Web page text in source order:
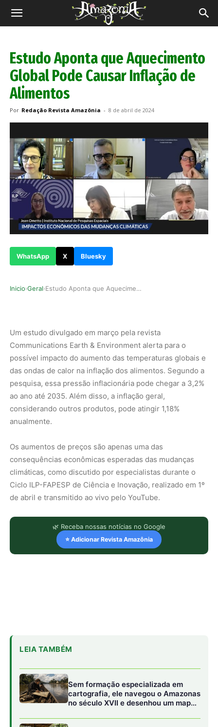
Revista
Estudo Aponta que Aquecimento
Global Pode Causar Inflação de
Alimentos
Por Redação Revista Amazônia - 8 de abril de 2024
WhatsApp X Bluesky
Inicio›Geral› Estudo Aponta que Aquecimento Global Pode Causa…
Um estudo divulgado em março pela revista
Communications Earth & Environment alerta para o
possível impacto do aumento das temperaturas globais e
das ondas de calor na inflação dos alimentos. Segundo a
pesquisa, essa pressão inflacionária pode chegar a 3,2%
ao ano até 2035. Além disso, a inflação geral,
considerando outros produtos, pode atingir 1,18%
anualmente.
Os aumentos de preços são apenas uma das
consequências econômicas esperadas das mudanças
climáticas, como discutido por especialistas durante o
Ciclo ILP-FAPESP de Ciência e Inovação, realizado em 1º
de abril e transmitido ao vivo pelo YouTube.
🌿 Receba nossas notícias no Google
⭐ Adicionar Revista Amazônia
LEIA TAMBÉM
Sem formação especializada em
cartografia, ele navegou o Amazonas
no século XVII e desenhou um mapa
controle da floresta